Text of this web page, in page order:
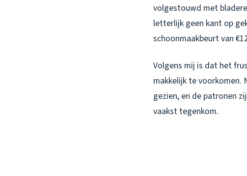
volgestouwd met
letterlijk geen kant op
schoonmaakbeurt van
Volgens mij is dat het
makkelijk te voorkomen.
gezien, en de patronen
vaakst tegenkom.